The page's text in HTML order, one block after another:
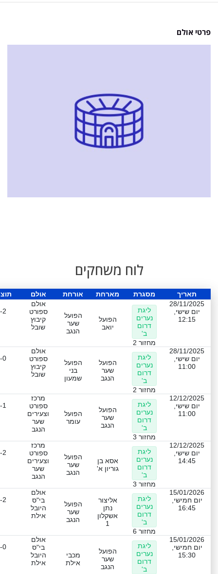
פרטי אולם
לוח משחקים
תאריך מסגרת מארחת אורחת אולם
28/11/2025
יום שישי,
12:15
ליגת
נערים
דרום
ב'
מחזור 2
הפועל
יואב
הפועל
שער
הנגב
אולם
ספורט
קיבוץ
שובל
2
28/11/2025
יום שישי,
11:00
ליגת
נערים
דרום
ב'
מחזור 2
הפועל
שער
הנגב
הפועל
בני
שמעון
אולם
ספורט
קיבוץ
שובל
0
12/12/2025
יום שישי,
11:00
ליגת
נערים
דרום
ב'
מחזור 3
הפועל
שער
הנגב
הפועל
עומר
מרכז
ספורט
וצעירים
שער
הנגב
1
12/12/2025
יום שישי,
14:45
ליגת
נערים
דרום
ב'
מחזור 3
אסא בן
גוריון א'
הפועל
שער
הנגב
מרכז
ספורט
וצעירים
שער
הנגב
2
15/01/2026
יום חמישי,
16:45
ליגת
נערים
דרום
ב'
מחזור 6
אליצור
נתן
אשקלון
1
הפועל
שער
הנגב
אולם
בי"ס
היובל
אילת
2
15/01/2026
יום חמישי,
15:30
ליגת
נערים
דרום
ב'
הפועל
שער
הנגב
מכבי
אילת
אולם
בי"ס
היובל
אילת
0